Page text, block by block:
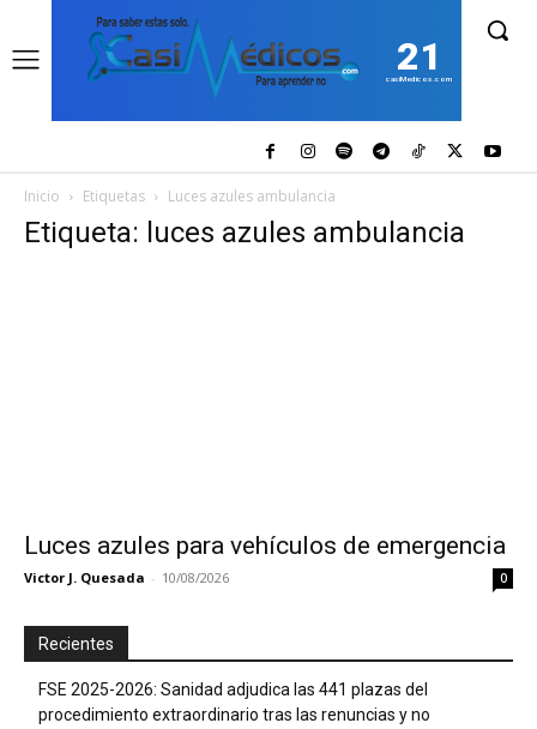
21
casiMedicos.com
Inicio Etiquetas Luces azules ambulancia
Etiqueta: luces azules ambulancia
Luces azules para vehículos de emergencia
Victor J. Quesada - 10/08/2026 0
Recientes
FSE 2025-2026: Sanidad adjudica las 441 plazas del
procedimiento extraordinario tras las renuncias y no